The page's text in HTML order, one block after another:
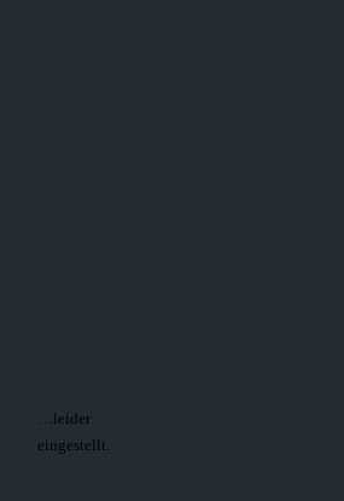
…leider
eingestellt.